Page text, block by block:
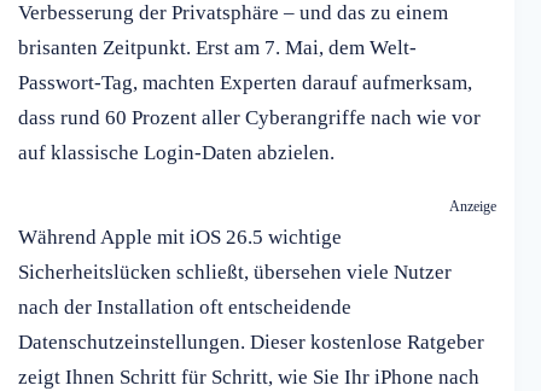
Verbesserung der Privatsphäre – und das zu einem
brisanten Zeitpunkt. Erst am 7. Mai, dem Welt-
Passwort-Tag, machten Experten darauf aufmerksam,
dass rund 60 Prozent aller Cyberangriffe nach wie vor
auf klassische Login-Daten abzielen.
Anzeige
Während Apple mit iOS 26.5 wichtige
Sicherheitslücken schließt, übersehen viele Nutzer
nach der Installation oft entscheidende
Datenschutzeinstellungen. Dieser kostenlose Ratgeber
zeigt Ihnen Schritt für Schritt, wie Sie Ihr iPhone nach